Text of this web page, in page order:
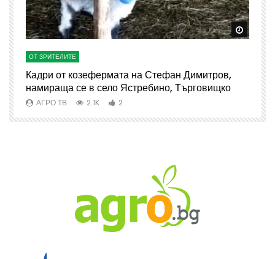
Watch Later Watch
ОТ ЗРИТЕЛИТЕ
Кадри от козефермата на Стефан Димитров,
намираща се в село Ястребино, Търговищко
АГРО ТВ 2.1K 2